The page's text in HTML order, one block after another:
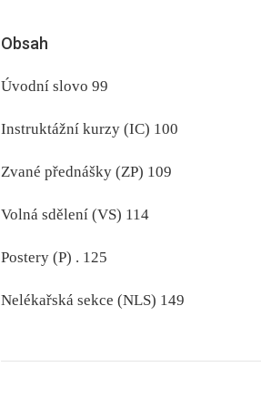
Obsah
Úvodní slovo 99
Instruktážní kurzy (IC) 100
Zvané přednášky (ZP) 109
Volná sdělení (VS) 114
Postery (P) . 125
Nelékařská sekce (NLS) 149